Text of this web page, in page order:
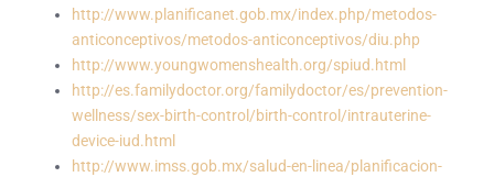
http://www.planificanet.gob.mx/index.php/metodos-
anticonceptivos/metodos-anticonceptivos/diu.php
http://www.youngwomenshealth.org/spiud.html
http://es.familydoctor.org/familydoctor/es/prevention-
wellness/sex-birth-control/birth-control/intrauterine-
device-iud.html
http://www.imss.gob.mx/salud-en-linea/planificacion-